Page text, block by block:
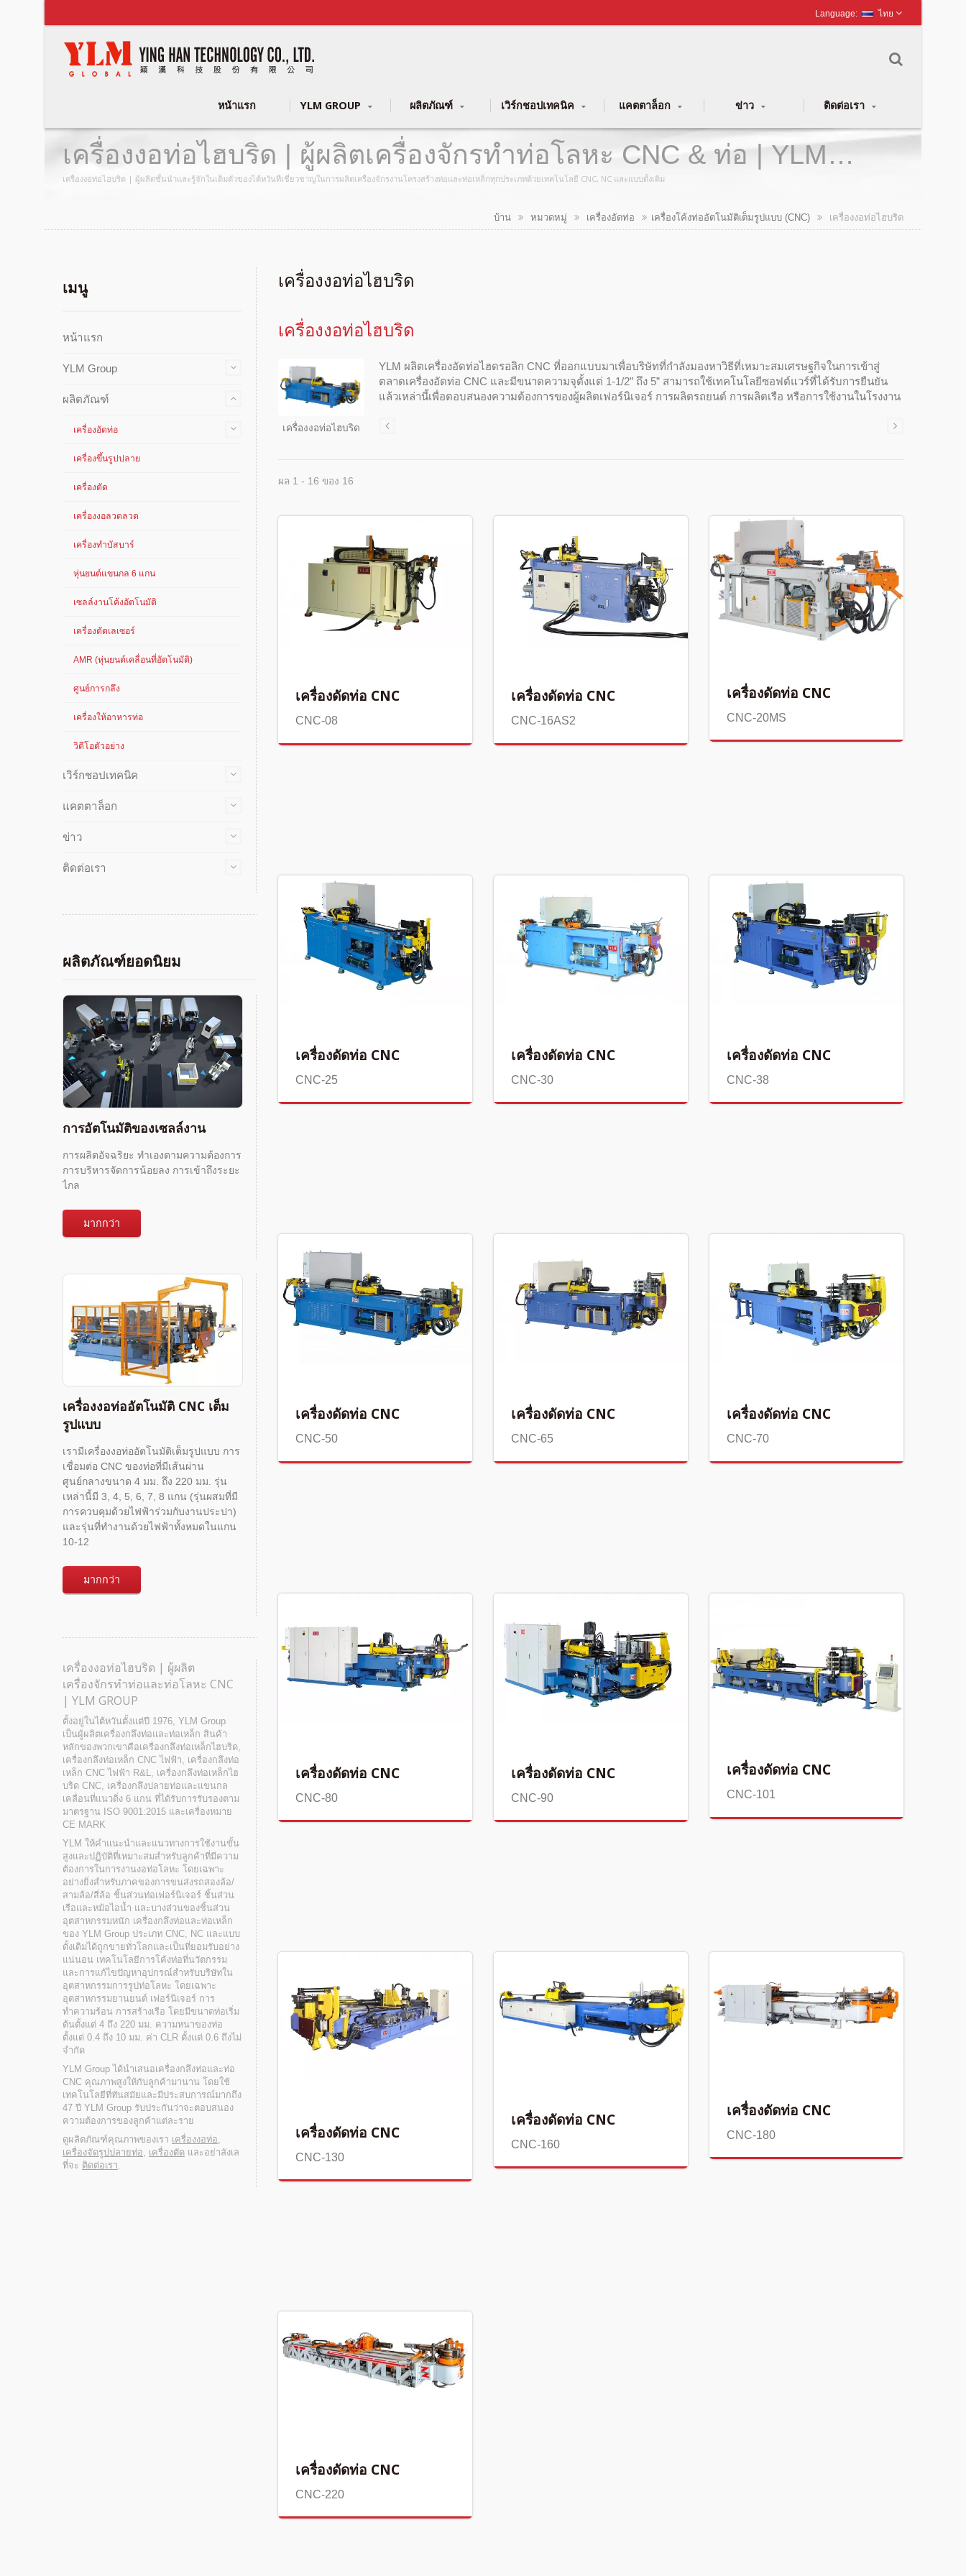
ไทย
หน้าแรก YLM GROUP ผลิตภัณฑ์ เวิร์กชอปเทคนิค แคตตาล็อก ข่าว ติดต่อเรา
เครื่องงอท่อไฮบริด | ผู้ผลิตเครื่องจักรทำท่อโลหะ CNC & ท่อ | YLM
Group
เครื่องงอท่อไฮบริด | ผู้ผลิตชั้นนำและรู้จักในเต็มตัวของไต้หวันที่เชี่ยวชาญในการผลิตเครื่องจักรงานโครงสร้างท่อและท่อเหล็กทุกประเภทด้วยเทคโนโลยี CNC, NC และแบบดั้งเดิม
บ้าน หมวดหมู่ เครื่องอัดท่อ เครื่องโค้งท่ออัตโนมัติเต็มรูปแบบ (CNC) เครื่องงอท่อไฮบริด
เมนู
หน้าแรก
YLM Group
ผลิตภัณฑ์
เครื่องอัดท่อ
เครื่องขึ้นรูปปลาย
เครื่องตัด
เครื่องงอลวดลวด
เครื่องทำบัสบาร์
หุ่นยนต์แขนกล 6 แกน
เซลล์งานโค้งอัตโนมัติ
เครื่องตัดเลเซอร์
AMR (หุ่นยนต์เคลื่อนที่อัตโนมัติ)
ศูนย์การกลึง
เครื่องให้อาหารท่อ
วิดีโอตัวอย่าง
เวิร์กชอปเทคนิค
แคตตาล็อก
ข่าว
ติดต่อเรา
ผลิตภัณฑ์ยอดนิยม
การอัตโนมัติของเซลล์งาน
การผลิตอัจฉริยะ ทำเองตามความต้องการ
การบริหารจัดการน้อยลง การเข้าถึงระยะ
ไกล
มากกว่า
เครื่องงอท่ออัตโนมัติ CNC เต็ม
รูปแบบ
เรามีเครื่องงอท่ออัตโนมัติเต็มรูปแบบ การ
เชื่อมต่อ CNC ของท่อที่มีเส้นผ่าน
ศูนย์กลางขนาด 4 มม. ถึง 220 มม. รุ่น
เหล่านี้มี 3, 4, 5, 6, 7, 8 แกน (รุ่นผสมที่มี
การควบคุมด้วยไฟฟ้าร่วมกับงานประปา)
และรุ่นที่ทำงานด้วยไฟฟ้าทั้งหมดในแกน
10-12
มากกว่า
เครื่องงอท่อไฮบริด | ผู้ผลิต
เครื่องจักรทำท่อและท่อโลหะ CNC
| YLM GROUP
ตั้งอยู่ในไต้หวันตั้งแต่ปี 1976, YLM Group
เป็นผู้ผลิตเครื่องกลึงท่อและท่อเหล็ก สินค้า
หลักของพวกเขาคือเครื่องกลึงท่อเหล็กไฮบริด,
เครื่องกลึงท่อเหล็ก CNC ไฟฟ้า, เครื่องกลึงท่อ
เหล็ก CNC ไฟฟ้า R&L, เครื่องกลึงท่อเหล็กไฮ
บริด CNC, เครื่องกลึงปลายท่อและแขนกล
เคลื่อนที่แนวดิ่ง 6 แกน ที่ได้รับการรับรองตาม
มาตรฐาน ISO 9001:2015 และเครื่องหมาย
CE MARK
YLM ให้คำแนะนำและแนวทางการใช้งานขั้น
สูงและปฏิบัติที่เหมาะสมสำหรับลูกค้าที่มีความ
ต้องการในการงานงอท่อโลหะ โดยเฉพาะ
อย่างยิ่งสำหรับภาคของการขนส่งรถสองล้อ/
สามล้อ/สี่ล้อ ชิ้นส่วนท่อเฟอร์นิเจอร์ ชิ้นส่วน
เรือและหม้อไอน้ำ และบางส่วนของชิ้นส่วน
อุตสาหกรรมหนัก เครื่องกลึงท่อและท่อเหล็ก
ของ YLM Group ประเภท CNC, NC และแบบ
ดั้งเดิมได้ถูกขายทั่วโลกและเป็นที่ยอมรับอย่าง
แน่นอน เทคโนโลยีการโค้งท่อที่นวัตกรรม
และการแก้ไขปัญหาอุปกรณ์สำหรับบริษัทใน
อุตสาหกรรมการรูปท่อโลหะ โดยเฉพาะ
อุตสาหกรรมยานยนต์ เฟอร์นิเจอร์ การ
ทำความร้อน การสร้างเรือ โดยมีขนาดท่อเริ่ม
ต้นตั้งแต่ 4 ถึง 220 มม. ความหนาของท่อ
ตั้งแต่ 0.4 ถึง 10 มม. ค่า CLR ตั้งแต่ 0.6 ถึงไม่
จำกัด
YLM Group ได้นำเสนอเครื่องกลึงท่อและท่อ
CNC คุณภาพสูงให้กับลูกค้ามานาน โดยใช้
เทคโนโลยีที่ทันสมัยและมีประสบการณ์มากถึง
47 ปี YLM Group รับประกันว่าจะตอบสนอง
ความต้องการของลูกค้าแต่ละราย
ดูผลิตภัณฑ์คุณภาพของเรา เครื่องงอท่อ,
เครื่องจัดรูปปลายท่อ, เครื่องตัด และอย่าลังเล
ที่จะ ติดต่อเรา.
เครื่องงอท่อไฮบริด
เครื่องงอท่อไฮบริด
เครื่องงอท่อไฮบริด
YLM ผลิตเครื่องอัดท่อไฮดรอลิก CNC ที่ออกแบบมาเพื่อบริษัทที่กำลังมองหาวิธีที่เหมาะสมเศรษฐกิจในการเข้าสู่
ตลาดเครื่องอัดท่อ CNC และมีขนาดความจุตั้งแต่ 1-1/2” ถึง 5” สามารถใช้เทคโนโลยีซอฟต์แวร์ที่ได้รับการยืนยัน
แล้วเหล่านี้เพื่อตอบสนองความต้องการของผู้ผลิตเฟอร์นิเจอร์ การผลิตรถยนต์ การผลิตเรือ หรือการใช้งานในโรงงาน
ผล 1 - 16 ของ 16
เครื่องดัดท่อ CNC
CNC-08
เครื่องดัดท่อ CNC
CNC-16AS2
เครื่องดัดท่อ CNC
CNC-20MS
เครื่องดัดท่อ CNC
CNC-25
เครื่องดัดท่อ CNC
CNC-30
เครื่องดัดท่อ CNC
CNC-38
เครื่องดัดท่อ CNC
CNC-50
เครื่องดัดท่อ CNC
CNC-65
เครื่องดัดท่อ CNC
CNC-70
เครื่องดัดท่อ CNC
CNC-80
เครื่องดัดท่อ CNC
CNC-90
เครื่องดัดท่อ CNC
CNC-101
เครื่องดัดท่อ CNC
CNC-130
เครื่องดัดท่อ CNC
CNC-160
เครื่องดัดท่อ CNC
CNC-180
เครื่องดัดท่อ CNC
CNC-220